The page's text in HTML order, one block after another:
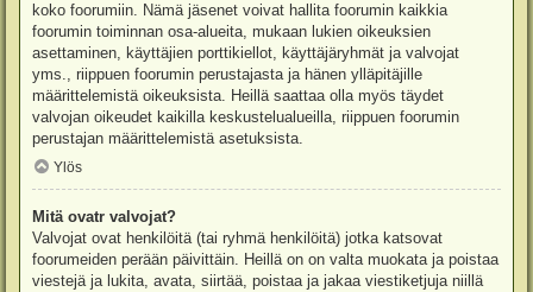
koko foorumiin. Nämä jäsenet voivat hallita foorumin kaikkia
foorumin toiminnan osa-alueita, mukaan lukien oikeuksien
asettaminen, käyttäjien porttikiellot, käyttäjäryhmät ja valvojat
yms., riippuen foorumin perustajasta ja hänen ylläpitäjille
määrittelemistä oikeuksista. Heillä saattaa olla myös täydet
valvojan oikeudet kaikilla keskustelualueilla, riippuen foorumin
perustajan määrittelemistä asetuksista.
Ylös
Mitä ovatr valvojat?
Valvojat ovat henkilöitä (tai ryhmä henkilöitä) jotka katsovat
foorumeiden perään päivittäin. Heillä on on valta muokata ja poistaa
viestejä ja lukita, avata, siirtää, poistaa ja jakaa viestiketjuja niillä